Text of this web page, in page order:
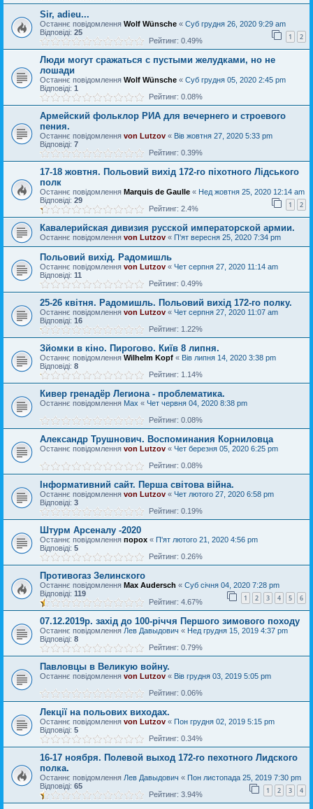
Sir, adieu...
Останнє повідомлення Wolf Wünsche « Суб грудня 26, 2020 9:29 am
Відповіді: 25 1 2
Рейтинг: 0.49%
Люди могут сражаться с пустыми желудками, но не
лошади
Останнє повідомлення Wolf Wünsche « Суб грудня 05, 2020 2:45 pm
Відповіді: 1
Рейтинг: 0.08%
Армейский фольклор РИА для вечернего и строевого
пения.
Останнє повідомлення von Lutzov « Вів жовтня 27, 2020 5:33 pm
Відповіді: 7
Рейтинг: 0.39%
17-18 жовтня. Польовий вихід 172-го піхотного Лідського
полк
Останнє повідомлення Marquis de Gaulle « Нед жовтня 25, 2020 12:14 am
Відповіді: 29 1 2
Рейтинг: 2.4%
Кавалерийская дивизия русской императорской армии.
Останнє повідомлення von Lutzov « П'ят вересня 25, 2020 7:34 pm
Польовий вихід. Радомишль
Останнє повідомлення von Lutzov « Чет серпня 27, 2020 11:14 am
Відповіді: 11
Рейтинг: 0.49%
25-26 квiтня. Радомишль. Польовий вихiд 172-го полку.
Останнє повідомлення von Lutzov « Чет серпня 27, 2020 11:07 am
Відповіді: 16
Рейтинг: 1.22%
Зйомки в кіно. Пирогово. Київ 8 липня.
Останнє повідомлення Wilhelm Kopf « Вів липня 14, 2020 3:38 pm
Відповіді: 8
Рейтинг: 1.14%
Кивер гренадёр Легиона - проблематика.
Останнє повідомлення Max « Чет червня 04, 2020 8:38 pm
Рейтинг: 0.08%
Александр Трушнович. Воспоминания Корниловца
Останнє повідомлення von Lutzov « Чет березня 05, 2020 6:25 pm
Рейтинг: 0.08%
Інформативний сайт. Перша світова війна.
Останнє повідомлення von Lutzov « Чет лютого 27, 2020 6:58 pm
Відповіді: 3
Рейтинг: 0.19%
Штурм Арсеналу -2020
Останнє повідомлення порох « П'ят лютого 21, 2020 4:56 pm
Відповіді: 5
Рейтинг: 0.26%
Противогаз Зелинского
Останнє повідомлення Max Audersch « Суб січня 04, 2020 7:28 pm
Відповіді: 119 1 2 3 4 5 6
Рейтинг: 4.67%
07.12.2019р. захід до 100-річчя Першого зимового походу
Останнє повідомлення Лев Давыдович « Нед грудня 15, 2019 4:37 pm
Відповіді: 8
Рейтинг: 0.79%
Павловцы в Великую войну.
Останнє повідомлення von Lutzov « Вів грудня 03, 2019 5:05 pm
Рейтинг: 0.06%
Лекції на польових виходах.
Останнє повідомлення von Lutzov « Пон грудня 02, 2019 5:15 pm
Відповіді: 5
Рейтинг: 0.34%
16-17 ноября. Полевой выход 172-го пехотного Лидского
полка.
Останнє повідомлення Лев Давыдович « Пон листопада 25, 2019 7:30 pm
Відповіді: 65 1 2 3 4
Рейтинг: 3.94%